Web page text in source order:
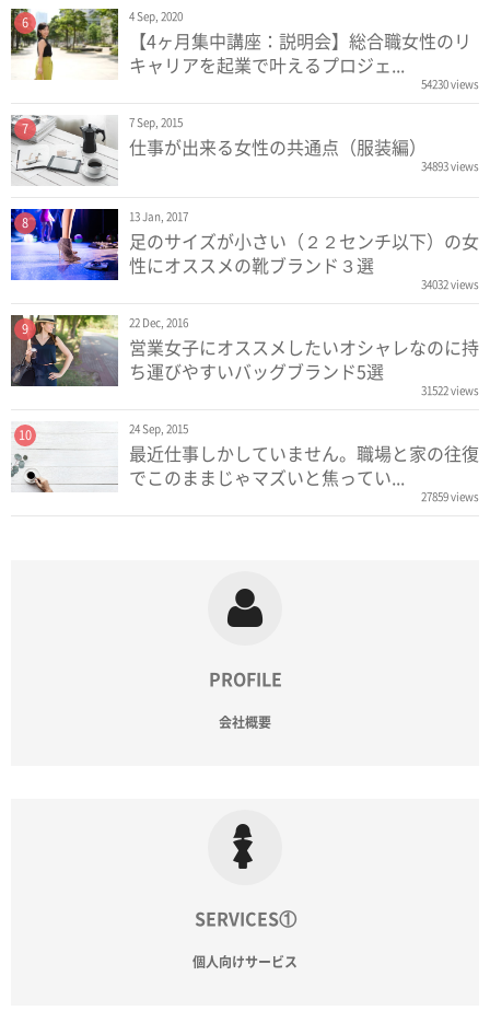
4 Sep, 2020
【4ヶ月集中講座：説明会】総合職女性のリ
キャリアを起業で叶えるプロジェ...
54230 views
6
7 Sep, 2015
仕事が出来る女性の共通点（服装編）
34893 views
7
13 Jan, 2017
足のサイズが小さい（２２センチ以下）の女
性にオススメの靴ブランド３選
34032 views
8
22 Dec, 2016
営業女子にオススメしたいオシャレなのに持
ち運びやすいバッグブランド5選
31522 views
9
24 Sep, 2015
最近仕事しかしていません。職場と家の往復
でこのままじゃマズいと焦ってい...
27859 views
10
PROFILE
会社概要
SERVICES①
個人向けサービス